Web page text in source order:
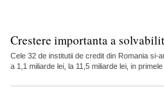
Crestere importanta a
Cele 32 de institutii de credit din Romania si-
a 1,1 miliarde lei, la 11,5 miliarde lei, in